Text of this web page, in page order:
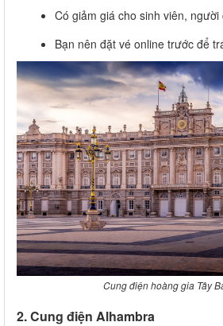
Có giảm giá cho sinh viên,
Bạn nên đặt vé online trước để
Cung điện hoàng gia Tây
2. Cung điện Alhambra